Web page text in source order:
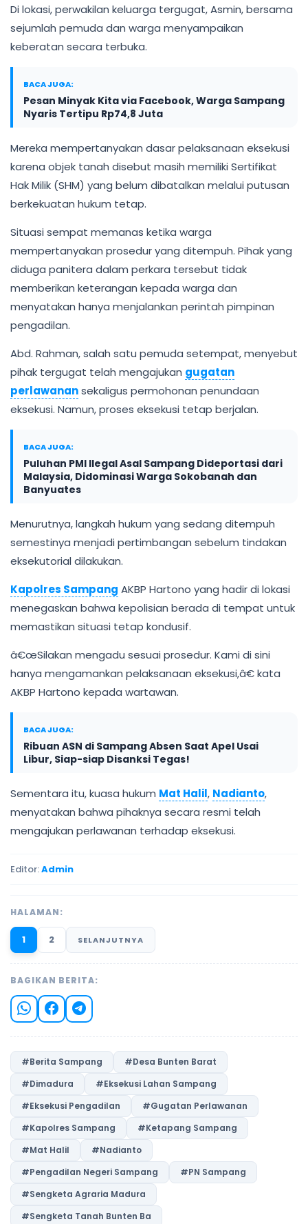
Di lokasi, perwakilan keluarga tergugat, Asmin, bersama
sejumlah pemuda dan warga menyampaikan
keberatan secara terbuka.
BACA JUGA:
Pesan Minyak Kita via Facebook, Warga Sampang
Nyaris Tertipu Rp74,8 Juta
Mereka mempertanyakan dasar pelaksanaan eksekusi
karena objek tanah disebut masih memiliki Sertifikat
Hak Milik (SHM) yang belum dibatalkan melalui putusan
berkekuatan hukum tetap.
Situasi sempat memanas ketika warga
mempertanyakan prosedur yang ditempuh. Pihak yang
diduga panitera dalam perkara tersebut tidak
memberikan keterangan kepada warga dan
menyatakan hanya menjalankan perintah pimpinan
pengadilan.
Abd. Rahman, salah satu pemuda setempat, menyebut
pihak tergugat telah mengajukan gugatan
perlawanansekaligus permohonan penundaan
eksekusi. Namun, proses eksekusi tetap berjalan.
BACA JUGA:
Puluhan PMI Ilegal Asal Sampang Dideportasi dari
Malaysia, Didominasi Warga Sokobanah dan
Banyuates
Menurutnya, langkah hukum yang sedang ditempuh
semestinya menjadi pertimbangan sebelum tindakan
eksekutorial dilakukan.
Kapolres Sampang AKBP Hartono yang hadir di lokasi
menegaskan bahwa kepolisian berada di tempat untuk
memastikan situasi tetap kondusif.
â€œSilakan mengadu sesuai prosedur. Kami di sini
hanya mengamankan pelaksanaan eksekusi,â€ kata
AKBP Hartono kepada wartawan.
BACA JUGA:
Ribuan ASN di Sampang Absen Saat Apel Usai
Libur, Siap-siap Disanksi Tegas!
Sementara itu, kuasa hukum Mat Halil, Nadianto,
menyatakan bahwa pihaknya secara resmi telah
mengajukan perlawanan terhadap eksekusi.
Editor:Admin
HALAMAN:
1 2 SELANJUTNYA
BAGIKAN BERITA:
#Berita Sampang
#Desa Bunten Barat
#Dimadura
#Eksekusi Lahan Sampang
#Eksekusi Pengadilan
#Gugatan Perlawanan
#Kapolres Sampang
#Ketapang Sampang
#Mat Halil
#Nadianto
#Pengadilan Negeri Sampang
#PN Sampang
#Sengketa Agraria Madura
#Sengketa Tanah Bunten Ba